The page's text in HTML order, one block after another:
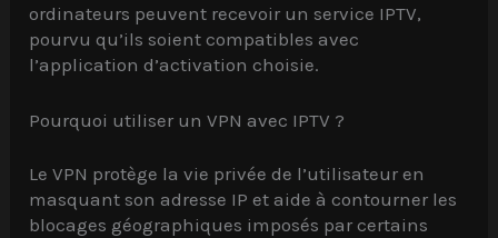
ordinateurs peuvent recevoir un service IPTV,
pourvu qu’ils soient compatibles avec
l’application d’activation choisie.
Pourquoi utiliser un VPN avec IPTV ?
Le VPN protège la vie privée de l’utilisateur en
masquant son adresse IP et aide à contourner les
blocages géographiques imposés par certains